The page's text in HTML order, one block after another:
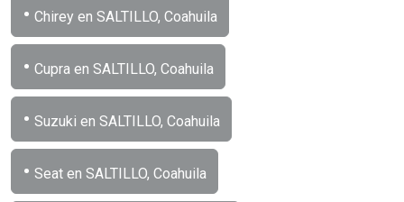
• Chirey en SALTILLO, Coahuila
• Cupra en SALTILLO, Coahuila
• Suzuki en SALTILLO, Coahuila
• Seat en SALTILLO, Coahuila